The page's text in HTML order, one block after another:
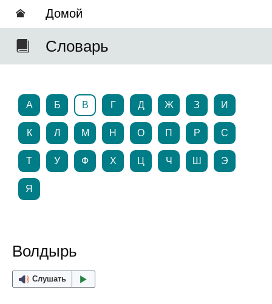
Домой
Словарь
А Б В Г Д Ж З И
К Л М Н О П Р С
Т У Ф Х Ц Ч Ш Э
Я
Волдырь
Слушать